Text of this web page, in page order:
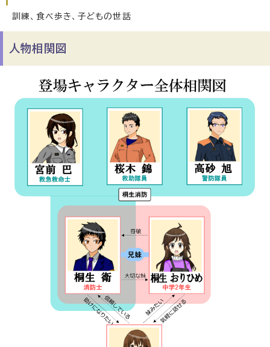
訓練、食べ歩き、子どもの世話
人物相関図